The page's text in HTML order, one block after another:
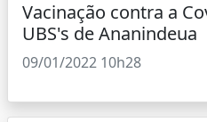
Vacinação contra a
UBS's de Ananindeua
09/01/2022 10h28